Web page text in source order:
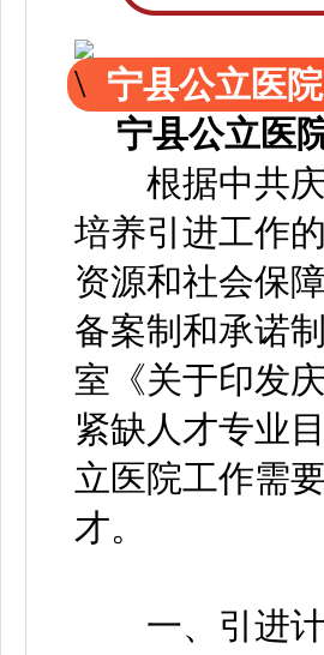
宁县公立医
宁县公立医
根据中共庆
培养引进工作
资源和社会保
备案制和承诺
室《关于印发
紧缺人才专业
立医院工作需
才。
一、引进计